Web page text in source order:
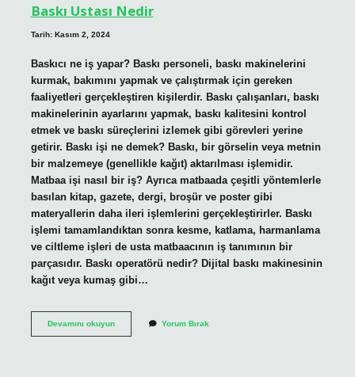
Baskı Ustası Nedir
Tarih: Kasım 2, 2024
Baskıcı ne iş yapar? Baskı personeli, baskı makinelerini
kurmak, bakımını yapmak ve çalıştırmak için gereken
faaliyetleri gerçekleştiren kişilerdir. Baskı çalışanları, baskı
makinelerinin ayarlarını yapmak, baskı kalitesini kontrol
etmek ve baskı süreçlerini izlemek gibi görevleri yerine
getirir. Baskı işi ne demek? Baskı, bir görselin veya metnin
bir malzemeye (genellikle kağıt) aktarılması işlemidir.
Matbaa işi nasıl bir iş? Ayrıca matbaada çeşitli yöntemlerle
basılan kitap, gazete, dergi, broşür ve poster gibi
materyallerin daha ileri işlemlerini gerçekleştirirler. Baskı
işlemi tamamlandıktan sonra kesme, katlama, harmanlama
ve ciltleme işleri de usta matbaacının iş tanımının bir
parçasıdır. Baskı operatörü nedir? Dijital baskı makinesinin
kağıt veya kumaş gibi…
Devamını okuyunBaskı
Yorum Bırak